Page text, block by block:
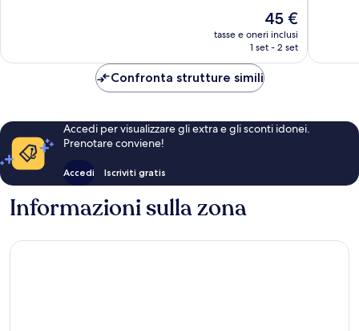
Il
prezzo
attuale
45 €
45 €
tasse e oneri inclusi
1 set - 2 set
Confronta strutture simili
Accedi per visualizzare gli extra e gli sconti idonei.
Prenotare conviene!
Accedi Iscriviti gratis
Informazioni sulla zona